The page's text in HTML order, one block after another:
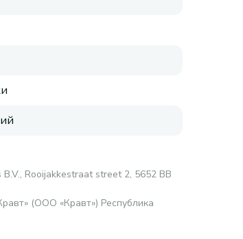
B.V., Rooijakkestraat street 2, 5652 BB
(ООО «Кравт») Республика